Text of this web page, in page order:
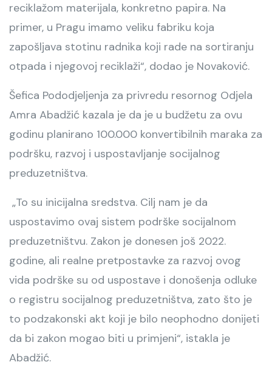
reciklažom materijala, konkretno papira. Na
primer, u Pragu imamo veliku fabriku koja
zapošljava stotinu radnika koji rade na sortiranju
otpada i njegovoj reciklaži“, dodao je Novaković.
Šefica Pododjeljenja za privredu resornog Odjela
Amra Abadžić kazala je da je u budžetu za ovu
godinu planirano 100.000 konvertibilnih maraka za
podršku, razvoj i uspostavljanje socijalnog
preduzetništva.
„To su inicijalna sredstva. Cilj nam je da
uspostavimo ovaj sistem podrške socijalnom
preduzetništvu. Zakon je donesen još 2022.
godine, ali realne pretpostavke za razvoj ovog
vida podrške su od uspostave i donošenja odluke
o registru socijalnog preduzetništva, zato što je
to podzakonski akt koji je bilo neophodno donijeti
da bi zakon mogao biti u primjeni“, istakla je
Abadžić.